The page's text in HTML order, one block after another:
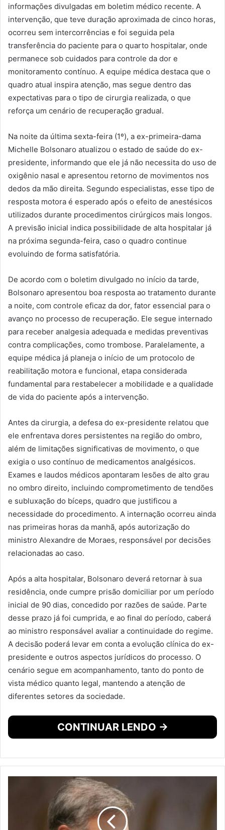
informações divulgadas em boletim médico recente. A
intervenção, que teve duração aproximada de cinco horas,
ocorreu sem intercorrências e foi seguida pela
transferência do paciente para o quarto hospitalar, onde
permanece sob cuidados para controle da dor e
monitoramento contínuo. A equipe médica destaca que o
quadro atual inspira atenção, mas segue dentro das
expectativas para o tipo de cirurgia realizada, o que
reforça um cenário de recuperação gradual.
Na noite da última sexta-feira (1º), a ex-primeira-dama
Michelle Bolsonaro atualizou o estado de saúde do ex-
presidente, informando que ele já não necessita do uso de
oxigênio nasal e apresentou retorno de movimentos nos
dedos da mão direita. Segundo especialistas, esse tipo de
resposta motora é esperado após o efeito de anestésicos
utilizados durante procedimentos cirúrgicos mais longos.
A previsão inicial indica possibilidade de alta hospitalar já
na próxima segunda-feira, caso o quadro continue
evoluindo de forma satisfatória.
De acordo com o boletim divulgado no início da tarde,
Bolsonaro apresentou boa resposta ao tratamento durante
a noite, com controle eficaz da dor, fator essencial para o
avanço no processo de recuperação. Ele segue internado
para receber analgesia adequada e medidas preventivas
contra complicações, como trombose. Paralelamente, a
equipe médica já planeja o início de um protocolo de
reabilitação motora e funcional, etapa considerada
fundamental para restabelecer a mobilidade e a qualidade
de vida do paciente após a intervenção.
Antes da cirurgia, a defesa do ex-presidente relatou que
ele enfrentava dores persistentes na região do ombro,
além de limitações significativas de movimento, o que
exigia o uso contínuo de medicamentos analgésicos.
Exames e laudos médicos apontaram lesões de alto grau
no ombro direito, incluindo comprometimento de tendões
e subluxação do bíceps, quadro que justificou a
necessidade do procedimento. A internação ocorreu ainda
nas primeiras horas da manhã, após autorização do
ministro Alexandre de Moraes, responsável por decisões
relacionadas ao caso.
Após a alta hospitalar, Bolsonaro deverá retornar à sua
residência, onde cumpre prisão domiciliar por um período
inicial de 90 dias, concedido por razões de saúde. Parte
desse prazo já foi cumprida, e ao final do período, caberá
ao ministro responsável avaliar a continuidade do regime.
A decisão poderá levar em conta a evolução clínica do ex-
presidente e outros aspectos jurídicos do processo. O
cenário segue em acompanhamento, tanto do ponto de
vista médico quanto legal, mantendo a atenção de
diferentes setores da sociedade.
CONTINUAR LENDO →